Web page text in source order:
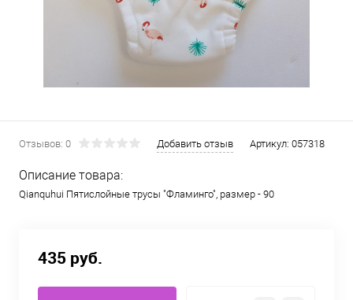
Отзывов: 0 Добавить отзыв Артикул: 057318
Описание товара:
Qianquhui Пятислойные трусы "Фламинго", размер - 90
435 руб.